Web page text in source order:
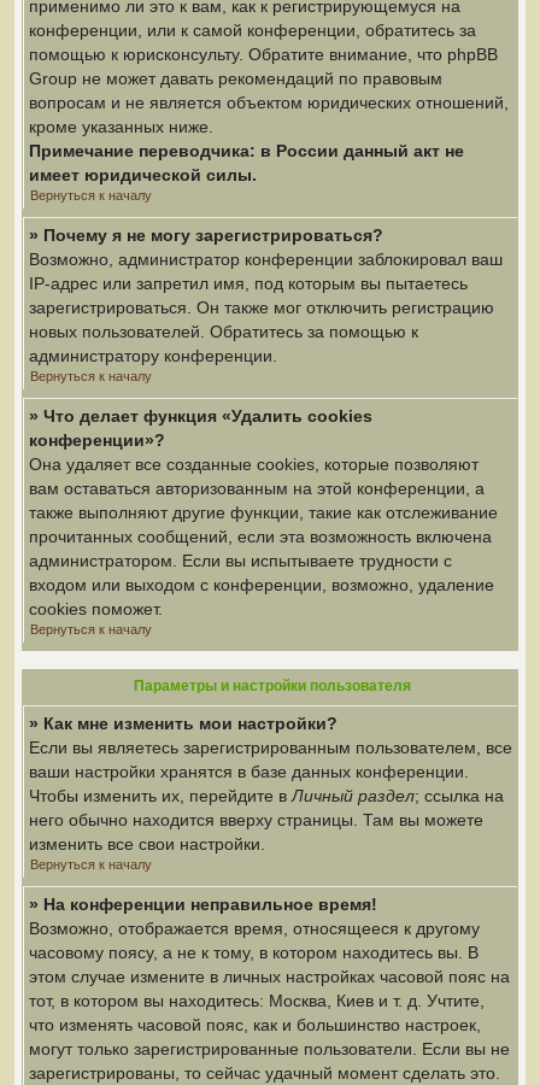
применимо ли это к вам, как к регистрирующемуся на
конференции, или к самой конференции, обратитесь за
помощью к юрисконсульту. Обратите внимание, что phpBB
Group не может давать рекомендаций по правовым
вопросам и не является объектом юридических отношений,
кроме указанных ниже.
Примечание переводчика: в России данный акт не
имеет юридической силы.
Вернуться к началу
» Почему я не могу зарегистрироваться?
Возможно, администратор конференции заблокировал ваш
IP-адрес или запретил имя, под которым вы пытаетесь
зарегистрироваться. Он также мог отключить регистрацию
новых пользователей. Обратитесь за помощью к
администратору конференции.
Вернуться к началу
» Что делает функция «Удалить cookies
конференции»?
Она удаляет все созданные cookies, которые позволяют
вам оставаться авторизованным на этой конференции, а
также выполняют другие функции, такие как отслеживание
прочитанных сообщений, если эта возможность включена
администратором. Если вы испытываете трудности с
входом или выходом с конференции, возможно, удаление
cookies поможет.
Вернуться к началу
Параметры и настройки пользователя
» Как мне изменить мои настройки?
Если вы являетесь зарегистрированным пользователем, все
ваши настройки хранятся в базе данных конференции.
Чтобы изменить их, перейдите в Личный раздел; ссылка на
него обычно находится вверху страницы. Там вы можете
изменить все свои настройки.
Вернуться к началу
» На конференции неправильное время!
Возможно, отображается время, относящееся к другому
часовому поясу, а не к тому, в котором находитесь вы. В
этом случае измените в личных настройках часовой пояс на
тот, в котором вы находитесь: Москва, Киев и т. д. Учтите,
что изменять часовой пояс, как и большинство настроек,
могут только зарегистрированные пользователи. Если вы не
зарегистрированы, то сейчас удачный момент сделать это.